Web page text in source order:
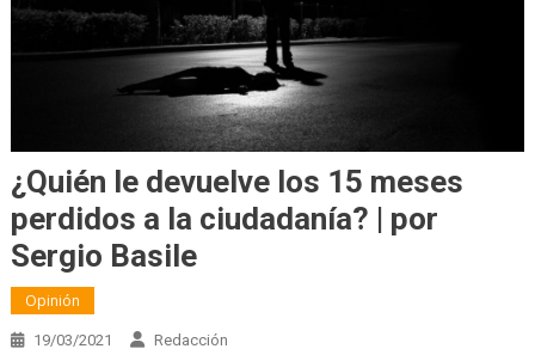
¿Quién le devuelve los 15 meses
perdidos a la ciudadanía? | por
Sergio Basile
Opinión
19/03/2021 Redacción